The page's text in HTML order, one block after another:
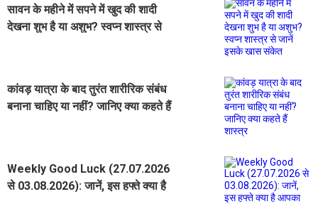
सावन के महीने में सपने में खुद की शादी
देखना शुभ है या अशुभ? स्वप्न शास्त्र से
कांवड़ यात्रा के बाद तुरंत शारीरिक संबंध
बनाना चाहिए या नहीं? जानिए क्या कहते हैं
Weekly Good Luck (27.07.2026
से 03.08.2026): जानें, इस हफ्ते क्या है